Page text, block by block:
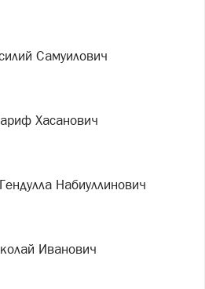
Самуилович
Хасанович
Набиуллинович
Иванович